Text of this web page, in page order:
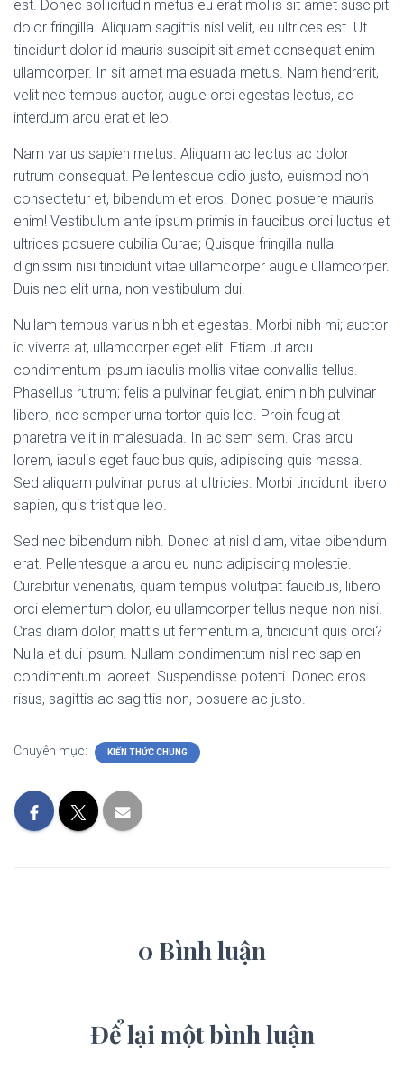
est. Donec sollicitudin metus eu erat mollis sit amet suscipit
dolor fringilla. Aliquam sagittis nisl velit, eu ultrices est. Ut
tincidunt dolor id mauris suscipit sit amet consequat enim
ullamcorper. In sit amet malesuada metus. Nam hendrerit,
velit nec tempus auctor, augue orci egestas lectus, ac
interdum arcu erat et leo.
Nam varius sapien metus. Aliquam ac lectus ac dolor
rutrum consequat. Pellentesque odio justo, euismod non
consectetur et, bibendum et eros. Donec posuere mauris
enim! Vestibulum ante ipsum primis in faucibus orci luctus et
ultrices posuere cubilia Curae; Quisque fringilla nulla
dignissim nisi tincidunt vitae ullamcorper augue ullamcorper.
Duis nec elit urna, non vestibulum dui!
Nullam tempus varius nibh et egestas. Morbi nibh mi; auctor
id viverra at, ullamcorper eget elit. Etiam ut arcu
condimentum ipsum iaculis mollis vitae convallis tellus.
Phasellus rutrum; felis a pulvinar feugiat, enim nibh pulvinar
libero, nec semper urna tortor quis leo. Proin feugiat
pharetra velit in malesuada. In ac sem sem. Cras arcu
lorem, iaculis eget faucibus quis, adipiscing quis massa.
Sed aliquam pulvinar purus at ultricies. Morbi tincidunt libero
sapien, quis tristique leo.
Sed nec bibendum nibh. Donec at nisl diam, vitae bibendum
erat. Pellentesque a arcu eu nunc adipiscing molestie.
Curabitur venenatis, quam tempus volutpat faucibus, libero
orci elementum dolor, eu ullamcorper tellus neque non nisi.
Cras diam dolor, mattis ut fermentum a, tincidunt quis orci?
Nulla et dui ipsum. Nullam condimentum nisl nec sapien
condimentum laoreet. Suspendisse potenti. Donec eros
risus, sagittis ac sagittis non, posuere ac justo.
Chuyên mục: KIẾN THỨC CHUNG
0 Bình luận
Để lại một bình luận